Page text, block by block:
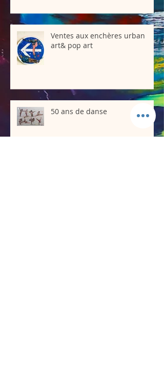
Ventes aux enchères urban
art& pop art
50 ans de danse